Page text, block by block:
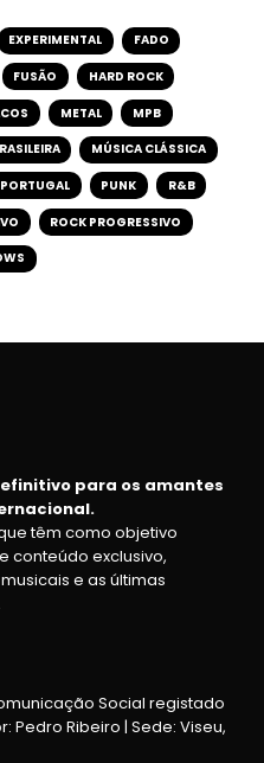
EXPERIMENTAL FADO
FUSÃO HARD ROCK
METAL MPB
MÚSICA CLÁSSICA
PORTUGAL PUNK R&B
ROCK PROGRESSIVO
para os amantes
têm como objetivo
conteúdo exclusivo,
e as últimas
Social registado
Pedro Ribeiro | Sede: Viseu,